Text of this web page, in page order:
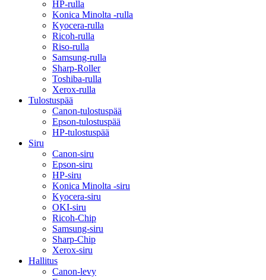
HP-rulla
Konica Minolta -rulla
Kyocera-rulla
Ricoh-rulla
Riso-rulla
Samsung-rulla
Sharp-Roller
Toshiba-rulla
Xerox-rulla
Tulostuspää
Canon-tulostuspää
Epson-tulostuspää
HP-tulostuspää
Siru
Canon-siru
Epson-siru
HP-siru
Konica Minolta -siru
Kyocera-siru
OKI-siru
Ricoh-Chip
Samsung-siru
Sharp-Chip
Xerox-siru
Hallitus
Canon-levy